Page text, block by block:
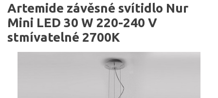
Artemide závěsné svítidlo Nur
Mini LED 30 W 220-240 V
stmívatelné 2700K